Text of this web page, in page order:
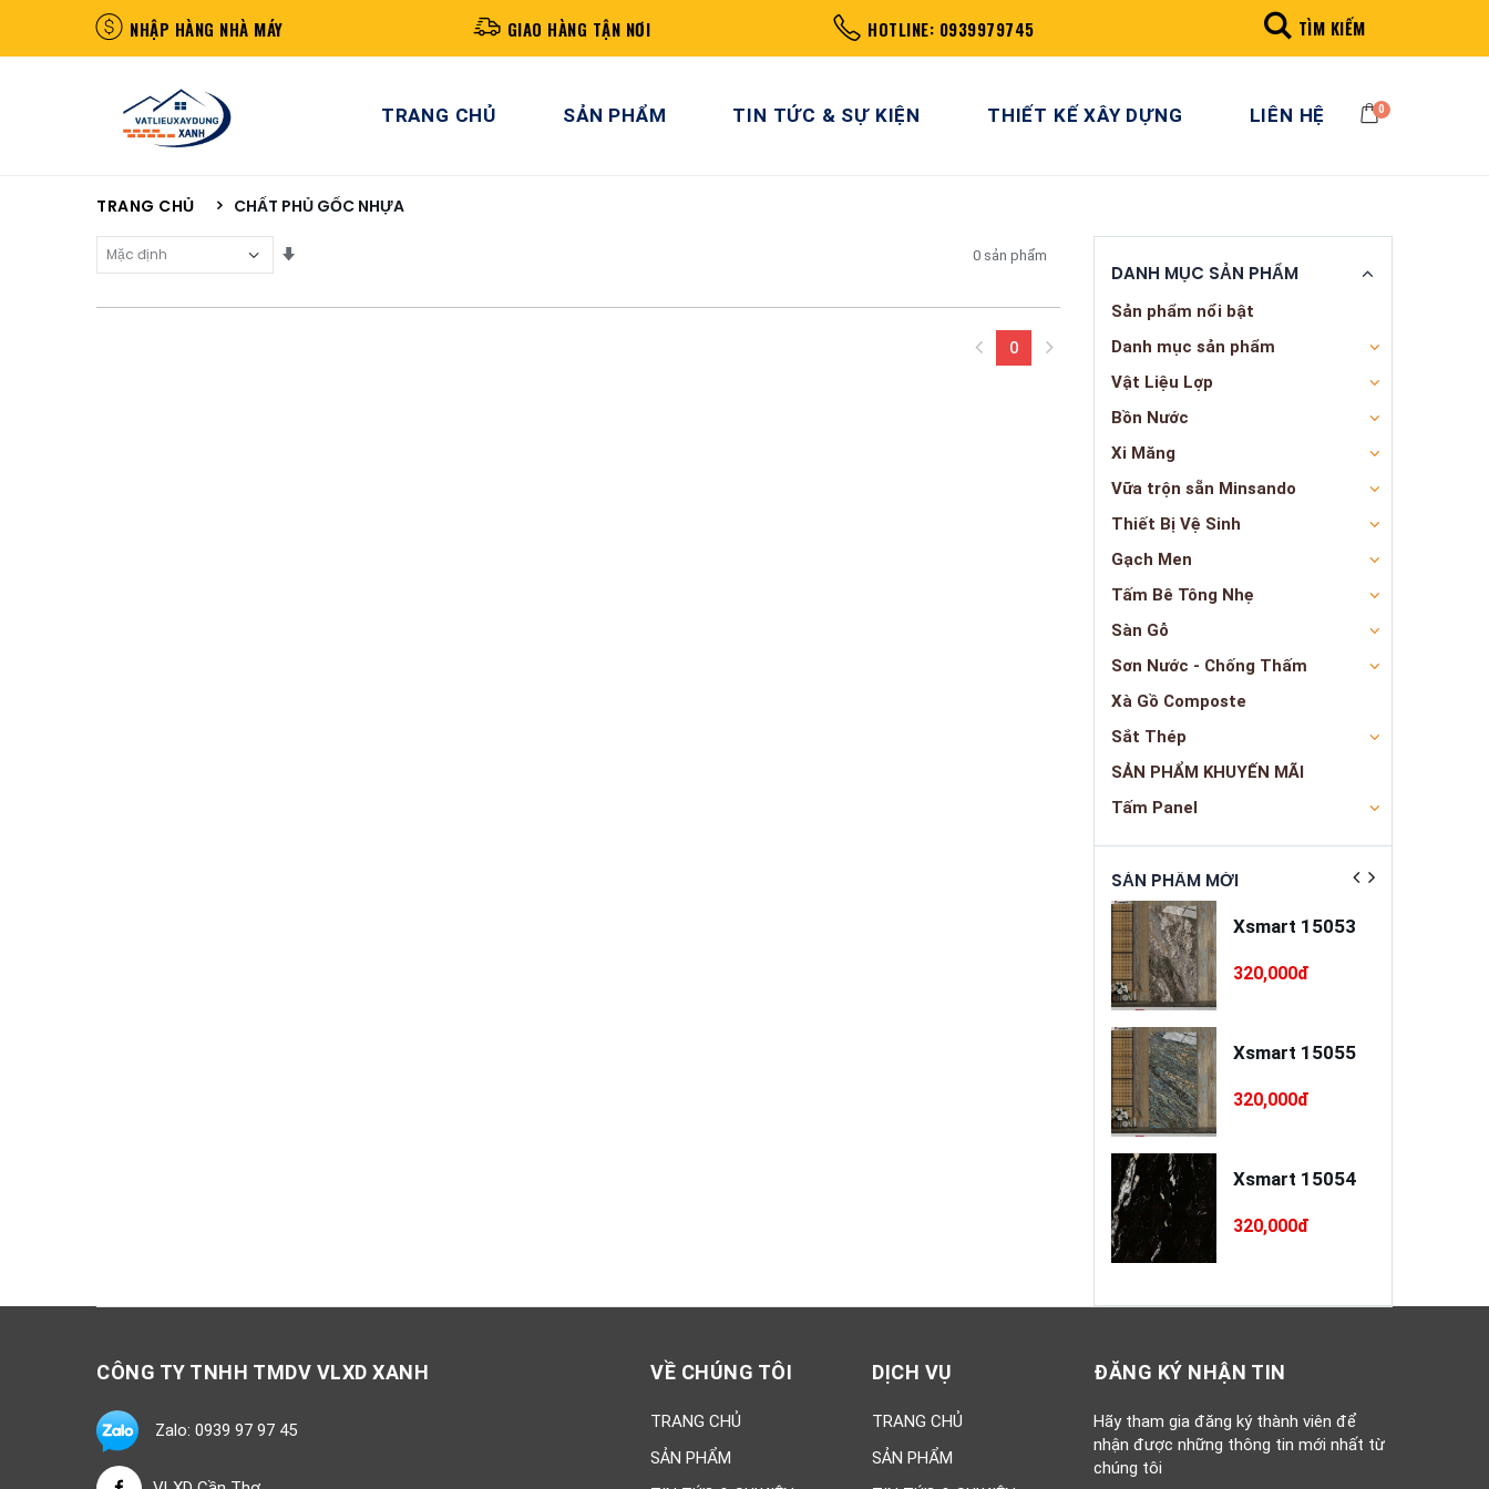
NHẬP HÀNG NHÀ MÁY GIAO HÀNG TẬN NƠI HOTLINE: 0939979745 TÌM KIẾM
TRANG CHỦ SẢN PHẨM TIN TỨC & SỰ KIỆN THIẾT KẾ XÂY DỰNG LIÊN HỆ 0
TRANG CHỦ CHẤT PHỦ GỐC NHỰA
Sắp Xếp Theo 0 sản phẩm
0(current)
DANH MỤC SẢN PHẨM
Sản phẩm nổi bật
Danh mục sản phẩm
Vật Liệu Lợp
Bồn Nước
Xi Măng
Vữa trộn sẵn Minsando
Thiết Bị Vệ Sinh
Gạch Men
Tấm Bê Tông Nhẹ
Sàn Gỗ
Sơn Nước - Chống Thấm
Xà Gồ Composte
Sắt Thép
SẢN PHẨM KHUYẾN MÃI
Tấm Panel
SẢN PHẨM MỚI
Xsmart 15053
320,000đ
Xsmart 15055
320,000đ
Xsmart 15054
320,000đ
CÔNG TY TNHH TMDV VLXD XANH
Zalo: 0939 97 97 45
VỀ CHÚNG TÔI
TRANG CHỦ
SẢN PHẨM
DỊCH VỤ
TRANG CHỦ
SẢN PHẨM
ĐĂNG KÝ NHẬN TIN
Hãy tham gia đăng ký thành viên để
nhận được những thông tin mới nhất từ
chúng tôi